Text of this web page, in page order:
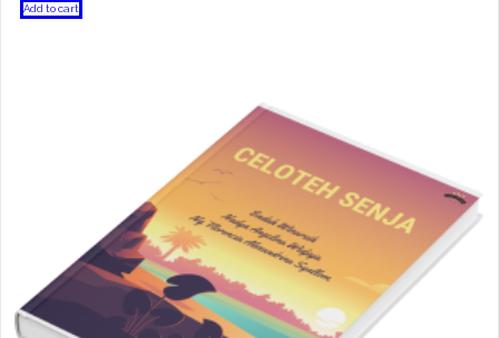
Add to cart